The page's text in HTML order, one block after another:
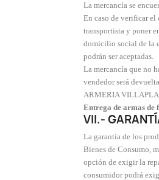
La mercancía se
En caso de verificar el
transportista y poner
domicilio social de la
podrán ser aceptadas.
La mercancía que no
vendedor será
ARMERIA
Entrega de armas de
VII.-
La garantía de los
Bienes de Consumo,
opción de exigir la
consumidor podrá